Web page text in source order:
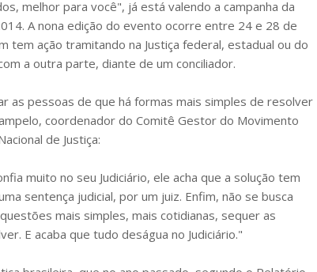
melhor para você", já está valendo a campanha da
A nona edição do evento ocorre entre 24 e 28 de
tem ação tramitando na Justiça federal, estadual ou do
a outra parte, diante de um conciliador.
as pessoas de que há formas mais simples de resolver
coordenador do Comitê Gestor do Movimento
de Justiça:
muito no seu Judiciário, ele acha que a solução tem
sentença judicial, por um juiz. Enfim, não se busca
mais simples, mais cotidianas, sequer as
E acaba que tudo deságua no Judiciário."